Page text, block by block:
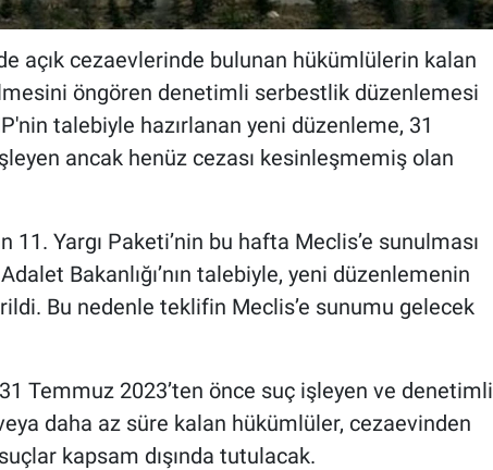
açık cezaevlerinde bulunan hükümlülerin kalan
öngören denetimli serbestlik düzenlemesi
talebiyle hazırlanan yeni düzenleme, 31
ancak henüz cezası kesinleşmemiş olan
11. Yargı Paketi’nin bu hafta Meclis’e sunulması
Bakanlığı’nın talebiyle, yeni düzenlemenin
Bu nedenle teklifin Meclis’e sunumu gelecek
Temmuz 2023’ten önce suç işleyen ve denetimli
daha az süre kalan hükümlüler, cezaevinden
kapsam dışında tutulacak.